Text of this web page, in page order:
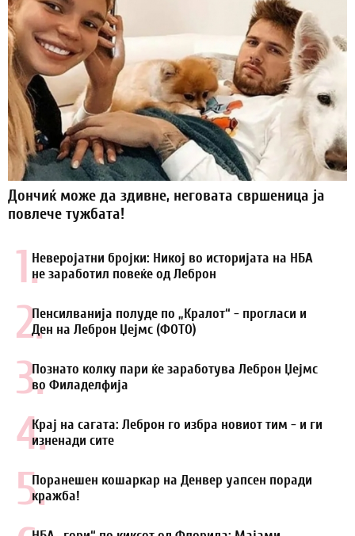
Дончиќ може да здивне, неговата свршеница ја
повлече тужбата!
1.Неверојатни бројки: Никој во историјата на НБА
не заработил повеќе од Леброн
2.Пенсилванија полуде по „Кралот“ - прогласи и
Ден на Леброн Џејмс (ФОТО)
3.Познато колку пари ќе заработува Леброн Џејмс
во Филаделфија
4.Крај на сагата: Леброн го избра новиот тим - и ги
изненади сите
5.Поранешен кошаркар на Денвер уапсен поради
кражба!